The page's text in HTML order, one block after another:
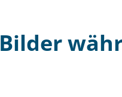
Bilder